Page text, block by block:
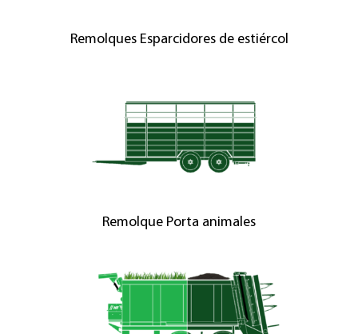
Remolques Esparcidores de estiércol
Remolque Porta animales